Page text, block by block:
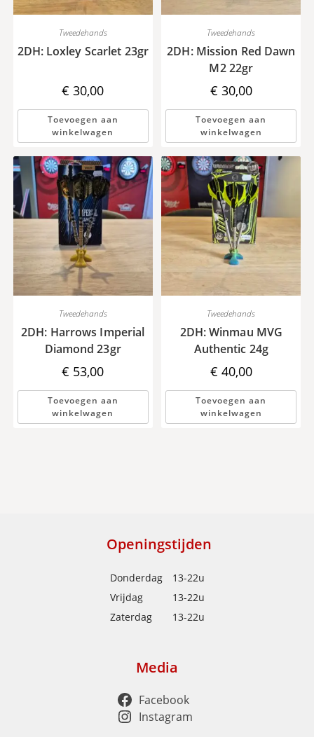
Tweedehands
2DH: Loxley Scarlet 23gr
€ 30,00
Toevoegen aan
winkelwagen
Tweedehands
2DH: Mission Red Dawn
M2 22gr
€ 30,00
Toevoegen aan
winkelwagen
Tweedehands
2DH: Harrows Imperial
Diamond 23gr
€ 53,00
Toevoegen aan
winkelwagen
Tweedehands
2DH: Winmau MVG
Authentic 24g
€ 40,00
Toevoegen aan
winkelwagen
Openingstijden
Donderdag
13-22u
Vrijdag
13-22u
Zaterdag
13-22u
Media
Facebook
Instagram